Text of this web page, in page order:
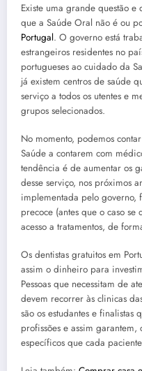
Existe uma grande questão
que a Saúde Oral não é ou
Portugal. O governo está
estrangeiros residentes no
portugueses ao cuidado da
já existem centros de saúde
serviço a todos os utentes e
grupos selecionados.
No momento, podemos
Saúde a contarem com
tendência é de aumentar os
desse serviço, nos próximos
implementada pelo governo,
precoce (antes que o caso
acesso a tratamentos, de
Os dentistas gratuitos em
assim o dinheiro para
Pessoas que necessitam de
devem recorrer às clinicas
são os estudantes e finalistas
profissões e assim
específicos que cada